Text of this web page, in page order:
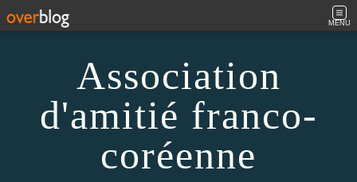
MENU
Association
d'amitié franco-
coréenne